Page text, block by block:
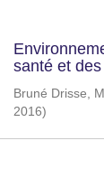
santé et
Bruné Drisse,
2016)